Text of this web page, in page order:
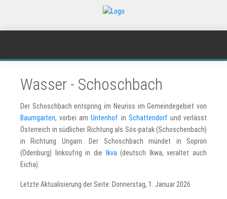
Wasser - Schoschbach
Der Schoschbach entspring im Neuriss im Gemeindegebiet von
Baumgarten, vorbei amUntenhof in Schattendorf und verlässt
Österreich in südlicher Richtung als Sós-patak (Schoschenbach)
in Richtung Ungarn. Der Schoschbach mündet in Sopron
(Ödenburg) linksufrig in die
Ikva (deutsch Ikwa, veraltet auch
Eicha).
Letzte Aktualisierung der Seite: Donnerstag, 1. Januar 2026